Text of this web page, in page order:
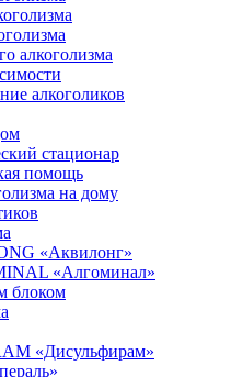
алкоголизма
алкоголиков
стационар
помощь
на дому
«Аквилонг»
«Алгоминал»
блоком
«Дисульфирам»